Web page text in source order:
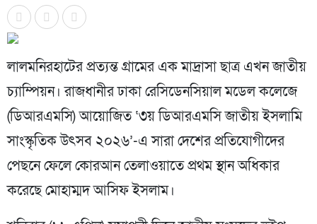
লালমনিরহাটের প্রত্যন্ত গ্রামের এক মাদ্রাসা ছাত্র এখন জাতীয়
চ্যাম্পিয়ন। রাজধানীর ঢাকা রেসিডেনসিয়াল মডেল কলেজে
(ডিআরএমসি) আয়োজিত ‘৩য় ডিআরএমসি জাতীয় ইসলামি
সাংস্কৃতিক উৎসব ২০২৬’-এ সারা দেশের প্রতিযোগীদের
পেছনে ফেলে কোরআন তেলাওয়াতে প্রথম স্থান অধিকার
করেছে মোহাম্মদ আসিফ ইসলাম।